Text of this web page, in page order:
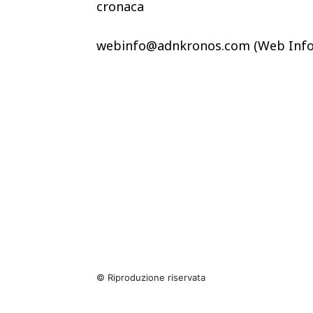
cronaca
webinfo@adnkronos.com (Web
© Riproduzione riservata